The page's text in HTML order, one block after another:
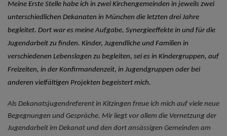
Meine Erste Stelle habe ich in zwei Kirchengemeinden in jeweils zwei
unterschiedlichen Dekanaten in München die letzten drei Jahre
begleitet. Dort war es meine Aufgabe, Synergieeffekte in und für die
Jugendarbeit zu finden. Kinder, Jugendliche und Familien in
verschiedenen Lebenslagen zu begleiten, sei es in Kindergruppen, auf
Freizeiten, in der Konfirmandenzeit, in Jugendgruppen oder bei
anderen vielfältigen Projekten begeistert mich.
Als Dekanatsjugendreferent in Kitzingen freue ich mich auf viele neue
Begegnungen und Gespräche. Mir liegt vor allem die Vernetzung der
Jugendarbeit im Dekanat und den dort ansässigen Gemeinden am